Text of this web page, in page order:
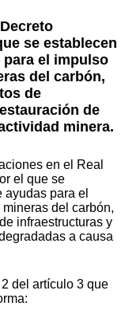
se establecen
para el impulso
del carbón,
de
de
minera.
en el Real
el que se
para el
del carbón,
infraestructuras y
a causa
del artículo 3 que